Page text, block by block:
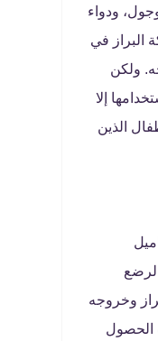
ودواء
البراز في
ولكن
إلا
الذين
وخروجه
الحصول